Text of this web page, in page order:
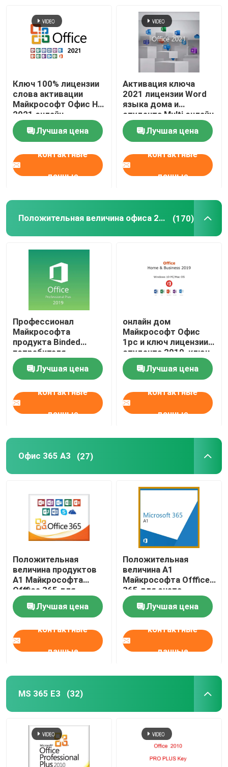
Ключ 100% лицензии
слова активации
Майкрософт Офис HS
2021 онлайн
Лучшая цена
контактные
данные
Активация ключа
2021 лицензии Word
языка дома и
студента Multi онлайн
Лучшая цена
контактные
данные
Положительная величина офиса 2019 профессиональная (170)
Профессионал
Майкрософта
продукта Binded
потребителя
продолжительности
жизни 1 ключа
лицензии офиса 2019
пакета цифров
Лучшая цена
контактные
данные
онлайн дом
Майкрософт Офис
1pc и ключ лицензии
студента 2019, ключ
продукта слова Hb
2019 Лучшая цена
контактные
данные
Офис 365 A3 (27)
Положительная
величина продуктов
A1 Майкрософта
Offfice 365 для
прибора английского
языка 5 счета
образования
Лучшая цена
контактные
данные
Положительная
величина A1
Майкрософта Offfice
365 для счета
факультета весь TB
языка 1Лучшая цена
контактные
данные
MS 365 E3 (32)